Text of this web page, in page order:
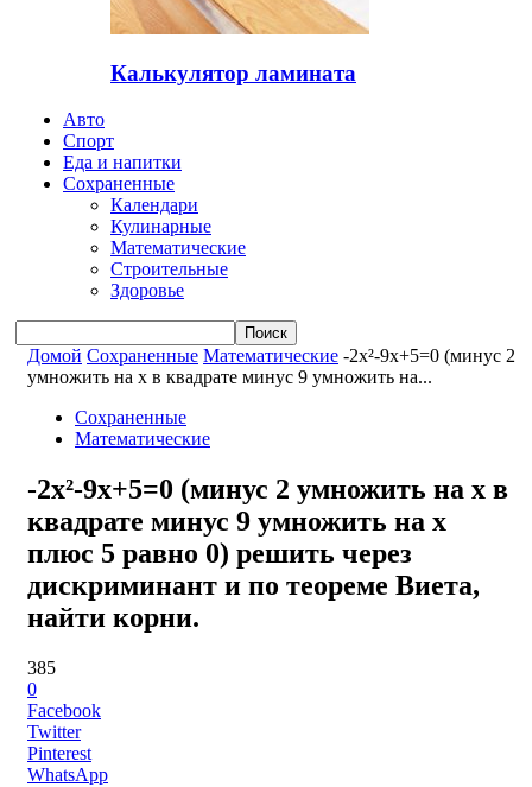
Калькулятор ламината
Авто
Спорт
Еда и напитки
Сохраненные
Календари
Кулинарные
Математические
Строительные
Здоровье
Домой Сохраненные Математические -2x²-9x+5=0 (минус 2
умножить на x в квадрате минус 9 умножить на...
Сохраненные
Математические
-2x²-9x+5=0 (минус 2 умножить на x в
квадрате минус 9 умножить на x
плюс 5 равно 0) решить через
дискриминант и по теореме Виета,
найти корни.
385
0
Facebook
Twitter
Pinterest
WhatsApp